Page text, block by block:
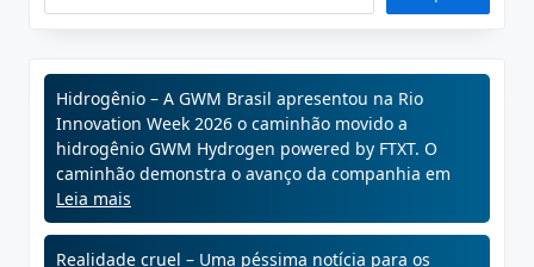
Hidrogênio – A GWM Brasil apresentou na Rio
Innovation Week 2026 o caminhão movido a
hidrogênio GWM Hydrogen powered by FTXT. O
caminhão demonstra o avanço da companhia em
Leia mais
Realidade cruel – Uma péssima notícia para os